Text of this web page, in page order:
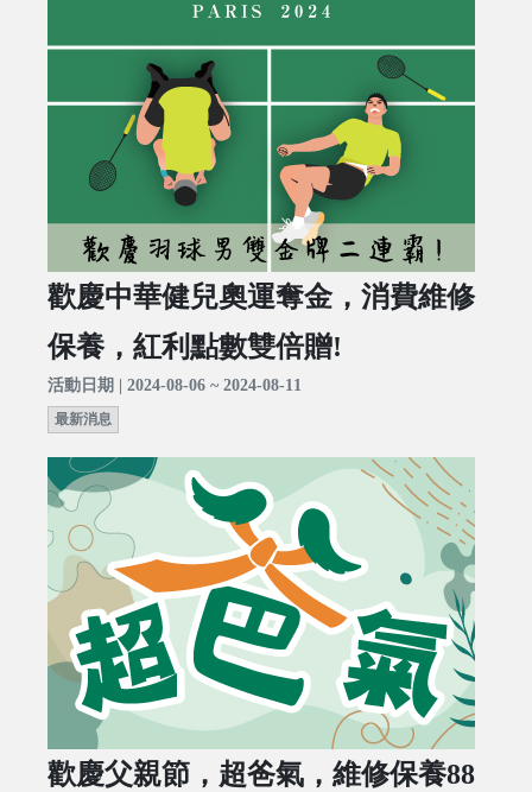
歡慶中華健兒奧運奪金，消費維修
保養，紅利點數雙倍贈!
活動日期 | 2024-08-06 ~ 2024-08-11
最新消息
歡慶父親節，超爸氣，維修保養88